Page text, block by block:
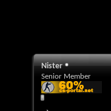
Nister
Senior Member